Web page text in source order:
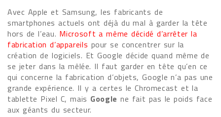
Avec Apple et Samsung, les fabricants de
smartphones actuels ont déjà du mal à garder la tête
hors de l’eau. Microsoft a même décidé d’arrêter la
fabrication d’appareils pour se concentrer sur la
création de logiciels. Et Google décide quand même de
se jeter dans la mêlée. Il faut garder en tête qu’en ce
qui concerne la fabrication d’objets, Google n’a pas une
grande expérience. Il y a certes le Chromecast et la
tablette Pixel C, mais Google ne fait pas le poids face
aux géants du secteur.